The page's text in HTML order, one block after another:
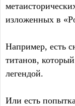
изложенных в
Например, есть
титанов,
легендой.
Или есть